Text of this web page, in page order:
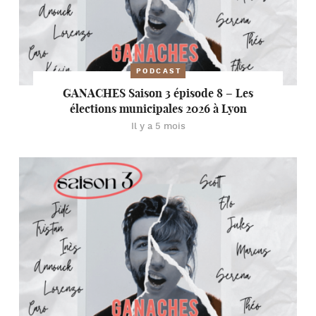
PODCAST
GANACHES Saison 3 épisode 8 – Les
élections municipales 2026 à Lyon
Il y a 5 mois